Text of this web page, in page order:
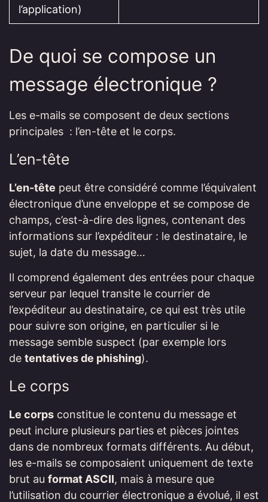
l’application)
De quoi se compose un
message électronique ?
Les e-mails se composent de deux sections
principales : l’en-tête et le corps.
L’en-tête
L’en-tête peut être considéré comme l’équivalent
électronique d’une enveloppe et se compose de
champs, c’est-à-dire des lignes, contenant des
informations sur l’expéditeur : le destinataire, le
sujet, la date du message…
Il comprend également des entrées pour chaque
serveur par lequel transite le courrier de
l’expéditeur au destinataire, ce qui est très utile
pour suivre son origine, en particulier si le
message semble suspect (par exemple lors
de tentatives de phishing).
Le corps
Le corps constitue le contenu du message et
peut inclure plusieurs parties et pièces jointes
dans de nombreux formats différents. Au début,
les e-mails se composaient uniquement de texte
brut au format ASCII, mais à mesure que
l’utilisation du courrier électronique a évolué, il est